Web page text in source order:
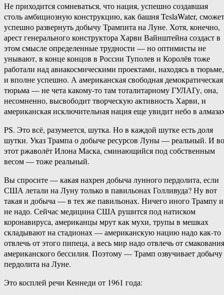
Не приходится сомневаться, что нация, успешно создавшая
столь амбициозную конструкцию, как башня TeslaWater, сможет
успешно развернуть добычу Трампита на Луне. Хотя, конечно,
арест генерального конструктора Харви Вайнштейна создаст в
этом смысле определенные трудности — но оптимисты не
унывают, в конце концов в России Туполев и Королёв тоже
работали над авиакосмическими проектами, находясь в тюрьме,
и вполне успешно. А американская свободная демократическая
тюрьма — не чета какому-то там тоталитарному ГУЛАГу, она,
несомненно, высвободит творческую активность Харви, и
американская исключительная нация еще увидит небо в
PS. Это всё, разумеется, шутка. Но в каждой шутке есть доля
шутки. Указ Трампа о добыче ресурсов Луны — реальный. И
этот ржаволёт Илона Маска, сминающийся под собственным
весом — тоже реальный.
Вы спросите — какая нахрен добыча лунного пердолита, если
США летали на Луну только в павильонах Голливуда? Ну вот
такая и добыча — в тех же павильонах. Ничего иного Трампу и
не надо. Сейчас медицина США рушится под натиском
коронавируса, американцы мрут как мухи, трупы в мешках
складывают на стадионах — американскую нацию надо как-то
отвлечь от этого пипеца, а весь мир надо отвлечь от смакования
американского бессилия. Поэтому — Трамп озвучивает добычу
пердолита на Луне.
Это косплей речи Кеннеди от 1961 года: